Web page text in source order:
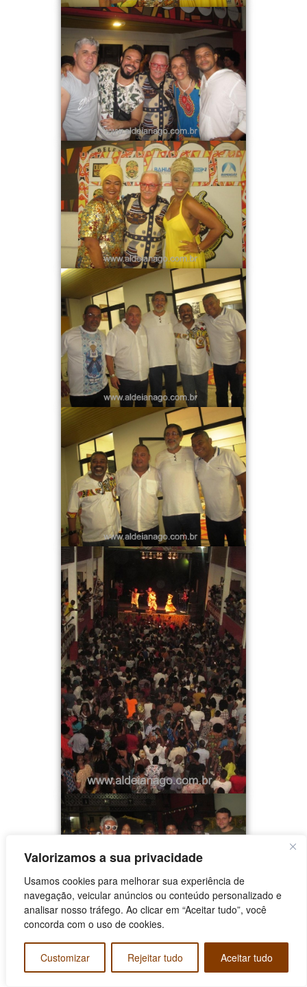
Valorizamos a sua privacidade
Usamos cookies para melhorar sua experiência de
navegação, veicular anúncios ou conteúdo personalizado e
analisar nosso tráfego. Ao clicar em “Aceitar tudo”, você
concorda com o uso de cookies.
Customizar Rejeitar tudo Aceitar tudo